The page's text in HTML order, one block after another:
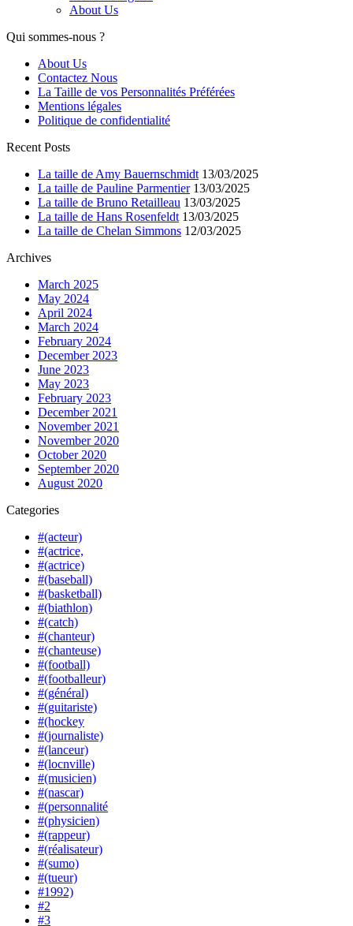
About Us
Qui sommes-nous ?
About Us
Contactez Nous
La Taille de vos Personnalités Préférées
Mentions légales
Politique de confidentialité
Recent Posts
La taille de Amy Bauernschmidt 13/03/2025
La taille de Pauline Parmentier 13/03/2025
La taille de Bruno Retailleau 13/03/2025
La taille de Hans Rosenfeldt 13/03/2025
La taille de Chelan Simmons 12/03/2025
Archives
March 2025
May 2024
April 2024
March 2024
February 2024
December 2023
June 2023
May 2023
February 2023
December 2021
November 2021
November 2020
October 2020
September 2020
August 2020
Categories
#(acteur)
#(actrice,
#(actrice)
#(baseball)
#(basketball)
#(biathlon)
#(catch)
#(chanteur)
#(chanteuse)
#(football)
#(footballeur)
#(général)
#(guitariste)
#(hockey
#(journaliste)
#(lanceur)
#(locnville)
#(musicien)
#(nascar)
#(personnalité
#(physicien)
#(rappeur)
#(réalisateur)
#(sumo)
#(tueur)
#1992)
#2
#3